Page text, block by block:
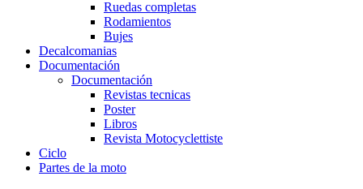
Ruedas completas
Rodamientos
Bujes
Decalcomanias
Documentación
Documentación
Revistas tecnicas
Poster
Libros
Revista Motocyclettiste
Ciclo
Partes de la moto